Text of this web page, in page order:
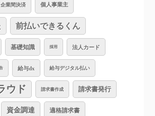
企業間決済 個人事業主
前払いできるくん
基礎知識 採用 法人カード
給与dx 給与デジタル払い
ウド 請求書作成 請求書発行
資金調達 適格請求書